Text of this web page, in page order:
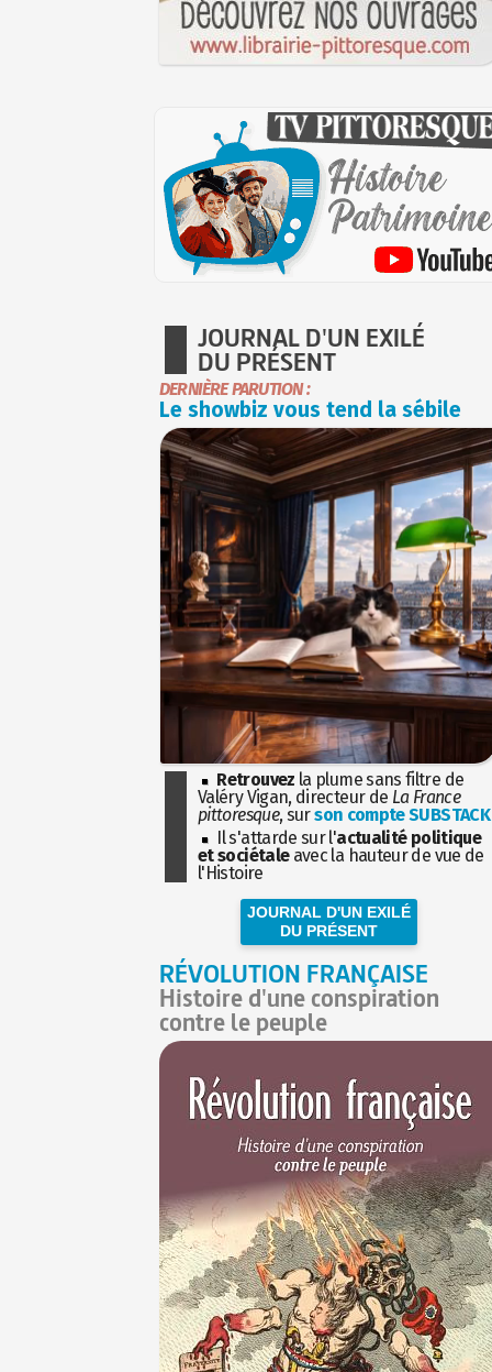
JOURNAL D'UN EXILÉ
DU PRÉSENT
DERNIÈRE PARUTION :
Le showbiz vous tend la sébile
Retrouvez la plume sans filtre de
Valéry Vigan, directeur de La France
pittoresque, surson compte SUBSTACK
Il s'attarde sur l'actualité politique
et sociétaleavec la hauteur de vue de
l'Histoire
JOURNAL D'UN EXILÉ
DU PRÉSENT
RÉVOLUTION FRANÇAISE
Histoire d'une conspiration
contre le peuple